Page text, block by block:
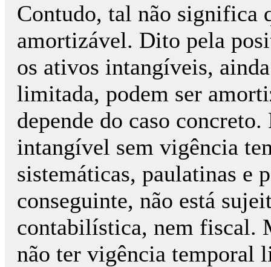
Contudo, tal não significa
amortizável. Dito pela
os ativos intangíveis,
limitada, podem ser
depende do caso
intangível sem vigência
sistemáticas, paulatinas e
conseguinte, não está
contabilística, nem fiscal.
não ter vigência temporal